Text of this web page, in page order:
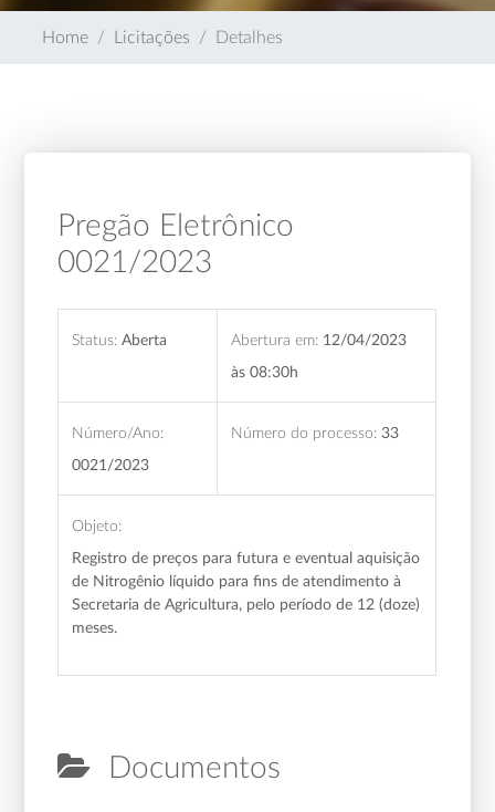
Home Licitações Detalhes
Pregão Eletrônico
0021/2023
Status: Aberta Abertura em: 12/04/2023
às 08:30h
Número/Ano:
0021/2023
Número do processo: 33
Objeto:
Registro de preços para futura e eventual aquisição
de Nitrogênio líquido para fins de atendimento à
Secretaria de Agricultura, pelo período de 12 (doze)
meses.
Documentos